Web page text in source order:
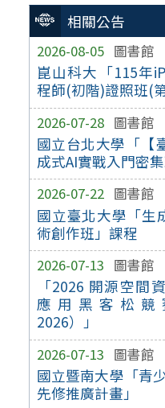
相關公告
2026-08-05 圖書館
崑山科大「115年
程師(初階)證照班(第
2026-07-28 圖書館
國立台北大學「【
成式AI實戰入門密集
2026-07-22 圖書館
國立臺北大學「生
術創作班」課程
2026-07-13 圖書館
「2026 開源空間
應用黑客松競
2026）」
2026-07-13 圖書館
國立暨南大學「青
先修推廣計畫」